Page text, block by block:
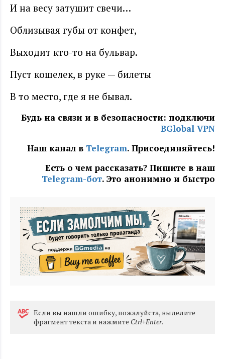
И на весу затушит свечи…
Облизывая губы от конфет,
Выходит кто-то на бульвар.
Пуст кошелек, в руке — билеты
В то место, где я не бывал.
Будь на связи и в безопасности: подключи
BGlobal VPN
Наш канал в Telegram. Присоединяйтесь!
Есть о чем рассказать? Пишите в наш
Telegram-бот. Это анонимно и быстро
Eсли вы нашли ошибку, пожалуйста, выделите
фрагмент текста и нажмите Ctrl+Enter.